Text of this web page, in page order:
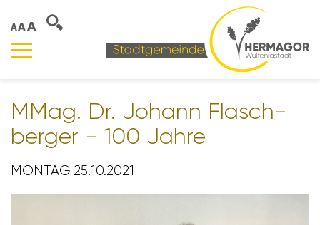
AAA
MMag. Dr. Johann Flasch­
berger - 100 Jahre
MONTAG 25.10.2021